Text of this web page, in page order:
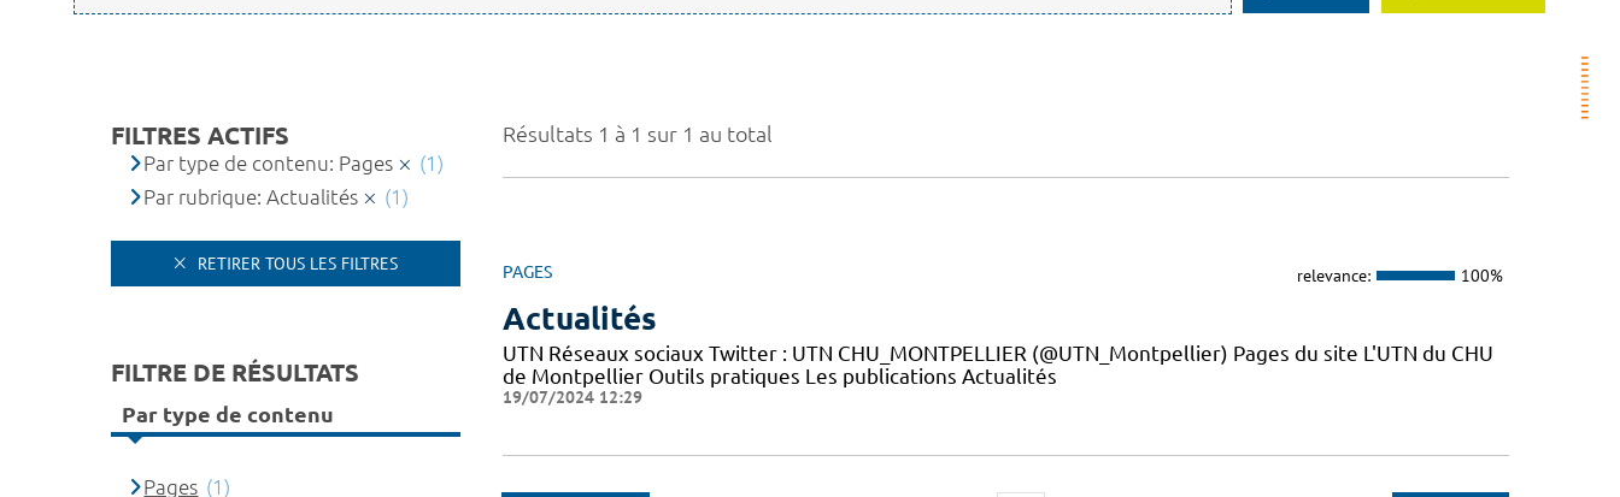
Résultats 1 à 1 sur 1 au total
PAGES relevance: 100%
Actualités
UTN Réseaux sociaux Twitter : UTN CHU_MONTPELLIER (@UTN_Montpellier) Pages du site L'UTN du CHU
de Montpellier Outils pratiques Les publications Actualités
19/07/2024 12:29
FILTRES ACTIFS
Par type de contenu: Pages
(1)
Par rubrique: Actualités
(1)
RETIRER TOUS LES FILTRES
FILTRE DE RÉSULTATS
Par type de contenu
Pages (1)